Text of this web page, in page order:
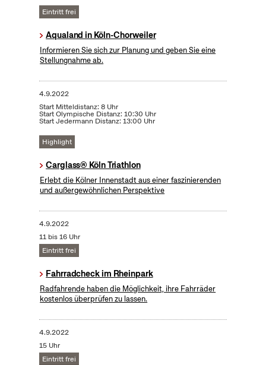
Eintritt frei
Aqualand in Köln-Chorweiler
Informieren Sie sich zur Planung und geben Sie eine
Stellungnahme ab.
4.9.2022
Start Mitteldistanz: 8 Uhr
Start Olympische Distanz: 10:30 Uhr
Start Jedermann Distanz: 13:00 Uhr
Highlight
Carglass® Köln Triathlon
Erlebt die Kölner Innenstadt aus einer faszinierenden
und außergewöhnlichen Perspektive
4.9.2022
11 bis 16 Uhr
Eintritt frei
Fahrradcheck im Rheinpark
Radfahrende haben die Möglichkeit, ihre Fahrräder
kostenlos überprüfen zu lassen.
4.9.2022
15 Uhr
Eintritt frei